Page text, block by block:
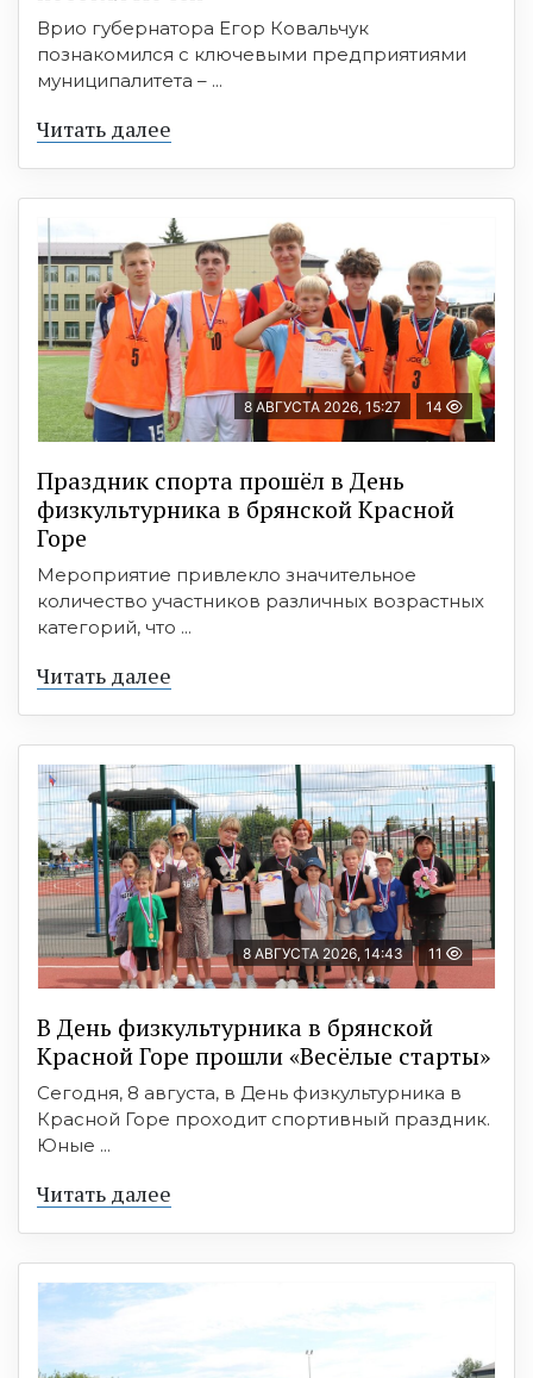
Врио губернатора Егор Ковальчук
познакомился с ключевыми предприятиями
муниципалитета – ...
Читать далее
8 АВГУСТА 2026, 15:27 14
Праздник спорта прошёл в День
физкультурника в брянской Красной
Горе
Мероприятие привлекло значительное
количество участников различных возрастных
категорий, что ...
Читать далее
8 АВГУСТА 2026, 14:43 11
В День физкультурника в брянской
Красной Горе прошли «Весёлые старты»
Сегодня, 8 августа, в День физкультурника в
Красной Горе проходит спортивный праздник.
Юные ...
Читать далее